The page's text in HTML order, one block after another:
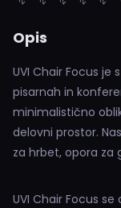
Opis
UVI Chair Focus
pisarnah in
minimalistično
delovni prostor.
za hrbet, opora za
UVI Chair Focus